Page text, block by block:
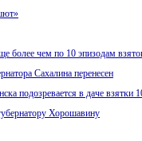
более чем по 10 эпизодам
Сахалина перенесен
подозревается в даче взятки
Хорошавину